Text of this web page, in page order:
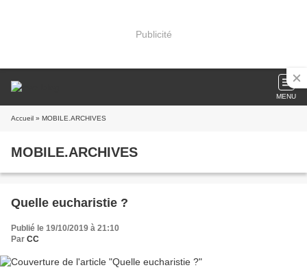
Publicité
MENU
Accueil » MOBILE.ARCHIVES
MOBILE.ARCHIVES
Quelle eucharistie ?
Publié le 19/10/2019 à 21:10
Par CC